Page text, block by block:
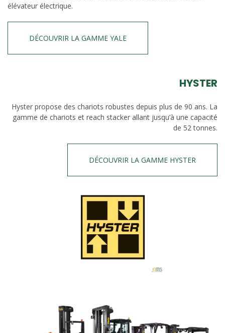
élévateur électrique.
DÉCOUVRIR LA GAMME YALE
HYSTER
Hyster propose des chariots robustes depuis plus de 90 ans. La
gamme de chariots et reach stacker allant jusqu’à une capacité
de 52 tonnes.
DÉCOUVRIR LA GAMME HYSTER